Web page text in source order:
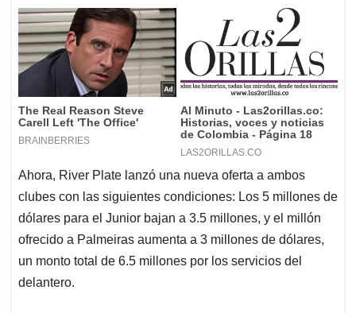
Ahora, River Plate lanzó una nueva oferta a ambos
clubes con las siguientes condiciones: Los 5 millones de
dólares para el Junior bajan a 3.5 millones, y el millón
ofrecido a Palmeiras aumenta a 3 millones de dólares,
un monto total de 6.5 millones por los servicios del
delantero.